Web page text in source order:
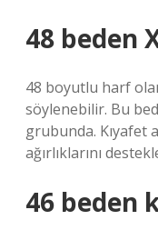
48 beden
48 boyutlu harf
söylenebilir. Bu
grubunda. Kıyafet
ağırlıklarını
46 beden